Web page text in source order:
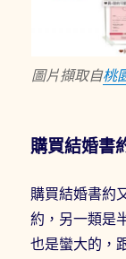
圖片擷取自桃
購買結婚書
購買結婚書約
約，另一類是
也是蠻大的，